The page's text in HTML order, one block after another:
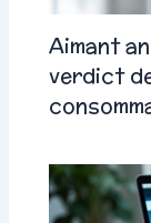
Aimant
verdict